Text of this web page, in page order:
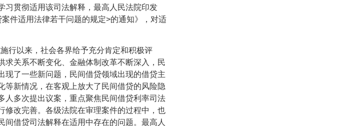
习贯彻适用该司法解释，最高人民法院印发
件适用法律若干问题的规定>的通知》，对适
施行以来，社会各界给予充分肯定和积极评
求关系不断变化、金融体制改革不断深入，民
现了一些新问题，民间借贷领域出现的借贷主
等新情况，在客观上放大了民间借贷的风险隐
人多次提出议案，重点聚焦民间借贷利率司法
修改完善。各级法院在审理案件的过程中，也
借贷司法解释在适用中存在的问题。最高人